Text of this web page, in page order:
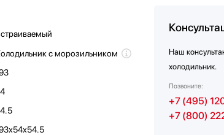
с морозильником
Наш
холодильник.
Позвоните:
+7 (495)
+7 (800)